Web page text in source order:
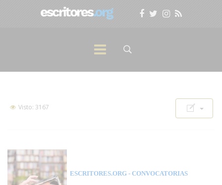
Visto: 3167
ESCRITORES.ORG - CONVOCATORIAS